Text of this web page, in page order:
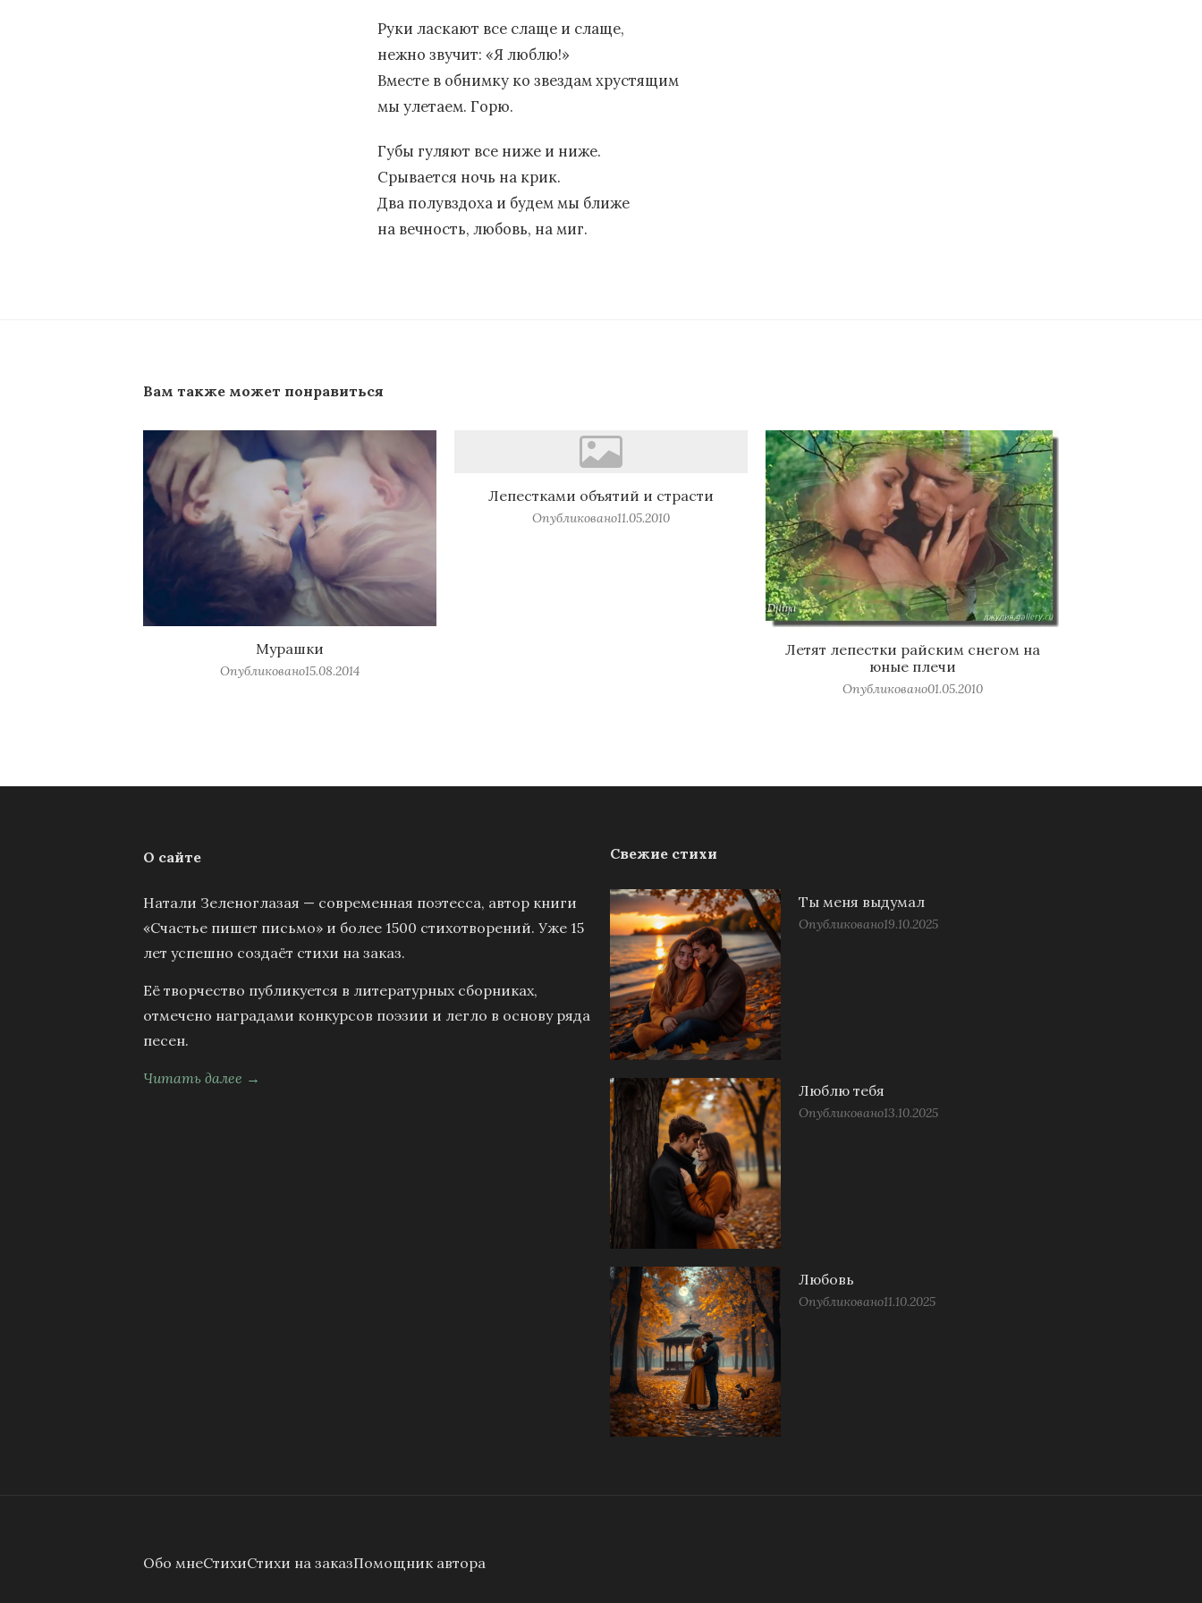
Руки ласкают все слаще и слаще,
нежно звучит: «Я люблю!»
Вместе в обнимку ко звездам хрустящим
мы улетаем. Горю.
Губы гуляют все ниже и ниже.
Срывается ночь на крик.
Два полувздоха и будем мы ближе
на вечность, любовь, на миг.
Вам также может понравиться
Мурашки
Опубликовано15.08.2014
Лепестками объятий и страсти
Опубликовано11.05.2010
Летят лепестки райским снегом на
юные плечи
Опубликовано01.05.2010
О сайте
Натали Зеленоглазая — современная поэтесса, автор книги
«Счастье пишет письмо» и более 1500 стихотворений. Уже 15
лет успешно создаёт стихи на заказ.
Её творчество публикуется в литературных сборниках,
отмечено наградами конкурсов поэзии и легло в основу ряда
песен.
Читать далее →
Свежие стихи
Ты меня выдумал
Опубликовано19.10.2025
Люблю тебя
Опубликовано13.10.2025
Любовь
Опубликовано11.10.2025
Обо мнеСтихиСтихи на заказПомощник автора